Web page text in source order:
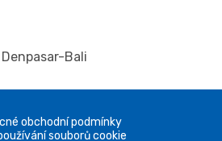
Bali
obchodní podmínky
souborů cookie